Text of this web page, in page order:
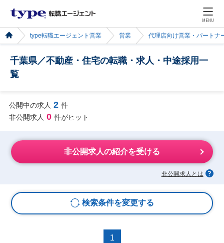
MENU
type転職エージェント営業 営業 代理店向け営業・パートナ
千葉県／不動産・住宅の転職・求人・中途採用一
覧
公開中の求人 2 件
非公開求人 0 件がヒット
非公開求人の紹介を受ける
非公開求人とは
検索条件を変更する
1